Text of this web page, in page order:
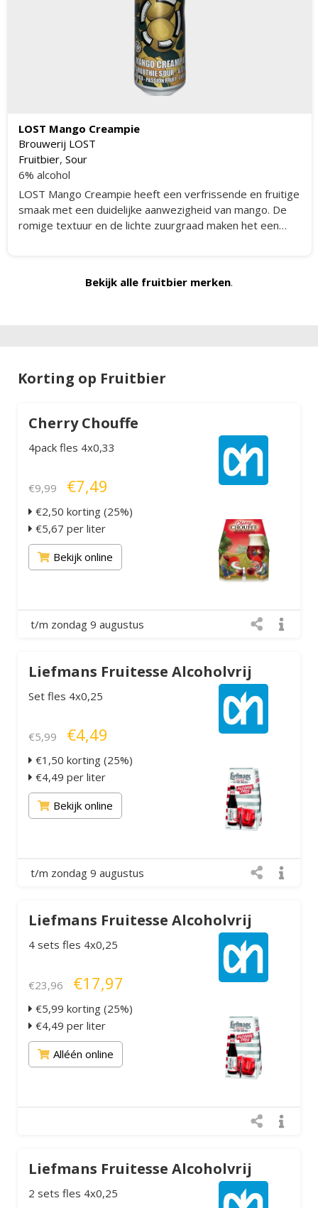
LOST Mango Creampie
Brouwerij LOST
Fruitbier, Sour
6% alcohol
LOST Mango Creampie heeft een verfrissende en fruitige
smaak met een duidelijke aanwezigheid van mango. De
romige textuur en de lichte zuurgraad maken het een
combinatie van fruitige en romige smaken die elke slok
Bekijk alle fruitbier merken.
Korting op Fruitbier
Cherry Chouffe
4pack fles 4x0,33
€9,99 €7,49
€2,50 korting (25%)
€5,67 per liter
Bekijk online
t/m zondag 9 augustus
Liefmans Fruitesse Alcoholvrij
Set fles 4x0,25
€5,99 €4,49
€1,50 korting (25%)
€4,49 per liter
Bekijk online
t/m zondag 9 augustus
Liefmans Fruitesse Alcoholvrij
4 sets fles 4x0,25
€23,96 €17,97
€5,99 korting (25%)
€4,49 per liter
Alléén online
Liefmans Fruitesse Alcoholvrij
2 sets fles 4x0,25